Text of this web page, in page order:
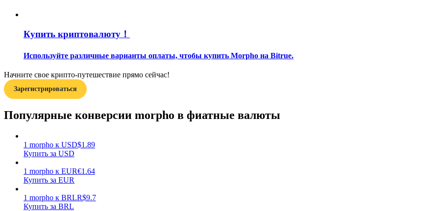
Гид
Руководство для начинающих по фьючерсам
Узнайте, как оставаться прибыльным
Купить криптовалюту！
Используйте различные варианты оплаты, чтобы купить Morpho на Bitrue.
Начните свое крипто-путешествие прямо сейчас!
Зарегистрироваться
Популярные конверсии morpho в фиатные валюты
1 morpho к USD$1.89
Купить за USD
1 morpho к EUR€1.64
Купить за EUR
1 morpho к BRLR$9.7
Купить за BRL